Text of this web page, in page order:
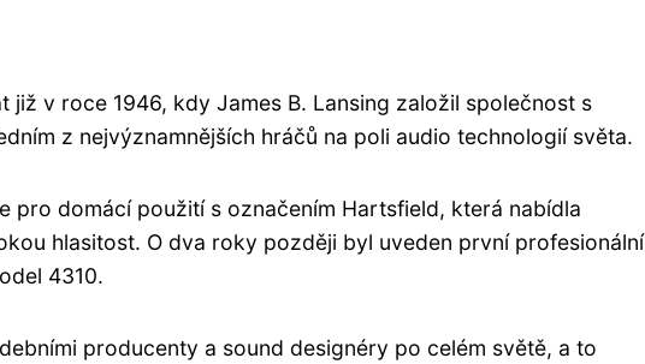
v roce 1946, kdy James B. Lansing založil společnost s
z nejvýznamnějších hráčů na poli audio technologií světa.
pro domácí použití s označením Hartsfield, která nabídla
hlasitost. O dva roky později byl uveden první profesionální
4310.
producenty a sound designéry po celém světě, a to